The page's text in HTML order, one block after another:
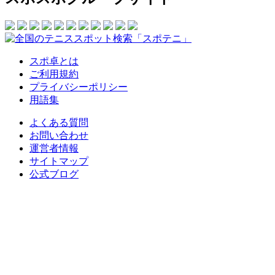
スポ卓とは
ご利用規約
プライバシーポリシー
用語集
よくある質問
お問い合わせ
運営者情報
サイトマップ
公式ブログ